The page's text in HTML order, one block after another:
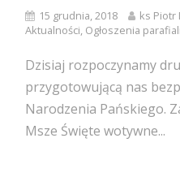
15 grudnia, 2018 ks Piotr
Aktualności, Ogłoszenia
Dzisiaj rozpoczynamy
przygotowującą nas
Narodzenia Pańskiego.
Msze Święte wotywne...